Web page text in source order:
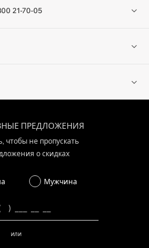
21-70-05
ПРЕДЛОЖЕНИЯ
чтобы не пропускать
о скидках
Мужчина
или